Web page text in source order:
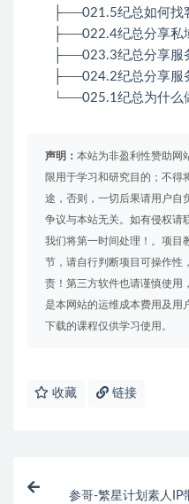
├──021.5纪总如何找
├──022.4纪总分享私
├──023.3纪总分享服
├──024.2纪总分享服
└──025.1纪总为什么
声明： 本站为非盈利性赞助网
限用于学习和研究目的；不得
途，否则，一切后果请用户自
争议与本站无关。如有侵权请
我们将第一时间处理！。项目
节，请自行判断项目可操作性
责！第三方软件也请谨慎使用
是本网站的运维成本费用及用
下载的课程仅供学习使用。
收藏 链接
参哥-繁星计划素人IP